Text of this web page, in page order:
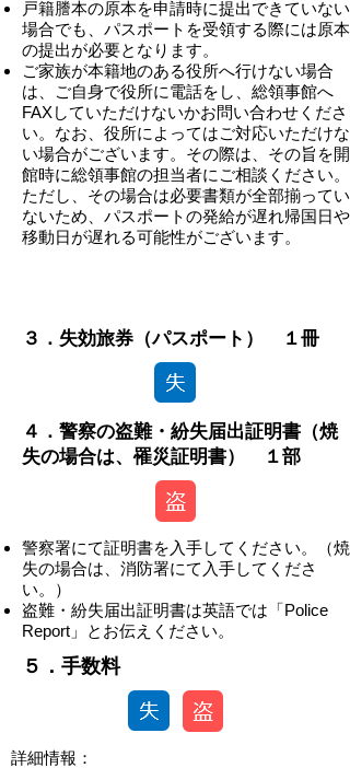
戸籍謄本の原本を申請時に提出できていない
場合でも、パスポートを受領する際には原本
の提出が必要となります。
ご家族が本籍地のある役所へ行けない場合
は、ご自身で役所に電話をし、総領事館へ
FAXしていただけないかお問い合わせくださ
い。なお、役所によってはご対応いただけな
い場合がございます。その際は、その旨を開
館時に総領事館の担当者にご相談ください。
ただし、その場合は必要書類が全部揃ってい
ないため、パスポートの発給が遅れ帰国日や
移動日が遅れる可能性がございます。
３．失効旅券（パスポート） １冊
４．警察の盗難・紛失届出証明書（焼
失の場合は、罹災証明書） １部
警察署にて証明書を入手してください。（焼
失の場合は、消防署にて入手してくださ
い。）
盗難・紛失届出証明書は英語では「Police
Report」とお伝えください。
​​５．手数料
​詳細情報：